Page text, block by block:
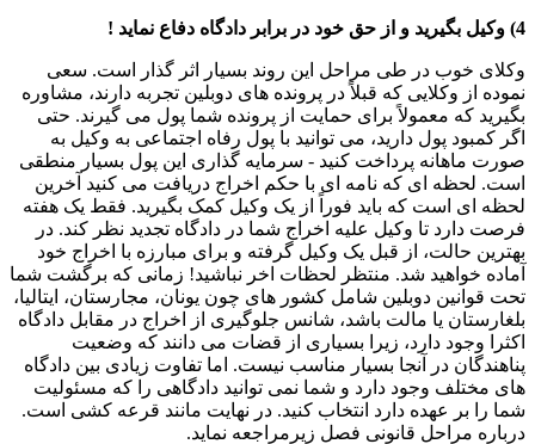
4) وکیل بگیرید و از حق خود در برابر دادگاه دفاع نماید !
وکلای خوب در طی مراحل این روند بسیار اثر گذار است. سعی
نموده از وکلایی که قبلاً در پرونده های دوبلین تجربه دارند، مشاوره
بگیرید که معمولاً برای حمایت از پرونده شما پول می گیرند. حتی
اگر کمبود پول دارید، می توانید با پول رفاه اجتماعی به وکیل به
صورت ماهانه پرداخت کنید - سرمایه گذاری این پول بسیار منطقی
است. لحظه ای که نامه ای با حکم اخراج دریافت می کنید آخرین
لحظه ای است که باید فوراً از یک وکیل کمک بگیرید. فقط یک هفته
فرصت دارد تا وکیل علیه اخراج شما در دادگاه تجدید نظر کند. در
بهترین حالت، از قبل یک وکیل گرفته و برای مبارزه با اخراج خود
آماده خواهید شد. منتظر لحظات اخر نباشید! زمانی که برگشت شما
تحت قوانین دوبلین شامل کشور های چون یونان، مجارستان، ایتالیا،
بلغارستان یا مالت باشد، شانس جلوگیری از اخراج در مقابل دادگاه
اکثرا وجود دارد، زیرا بسیاری از قضات می دانند که وضعیت
پناهندگان در آنجا بسیار مناسب نیست. اما تفاوت زیادی بین دادگاه
های مختلف وجود دارد و شما نمی توانید دادگاهی را که مسئولیت
شما را بر عهده دارد انتخاب کنید. در نهایت مانند قرعه کشی است.
درباره مراحل قانونی فصل زیرمراجعه نماید.